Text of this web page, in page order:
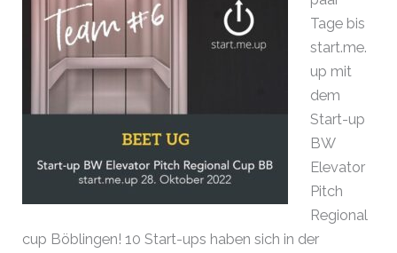
Tage bis
start.me.
up mit
dem
Start-up
BW
Elevator
Pitch
Regional
cup Böblingen! 10 Start-ups haben sich in der